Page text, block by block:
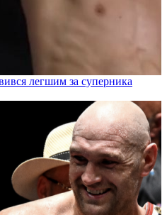
легшим за суперника